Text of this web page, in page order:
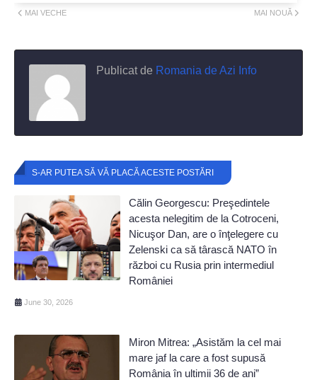
MAI NOUĂ
MAI VECHE
Publicat de Romania de Azi Info
S-AR PUTEA SĂ VĂ PLACĂ ACESTE POSTĂRI
Călin Georgescu: Preşedintele
acesta nelegitim de la Cotroceni,
Nicuşor Dan, are o înţelegere cu
Zelenski ca să târască NATO în
război cu Rusia prin intermediul
României
June 30, 2026
Miron Mitrea: „Asistăm la cel mai
mare jaf la care a fost supusă
România în ultimii 36 de ani”